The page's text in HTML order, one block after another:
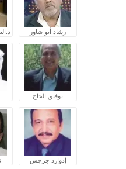
رشاد أبو شاور
توفيق الحاج
إدوارد جرجس